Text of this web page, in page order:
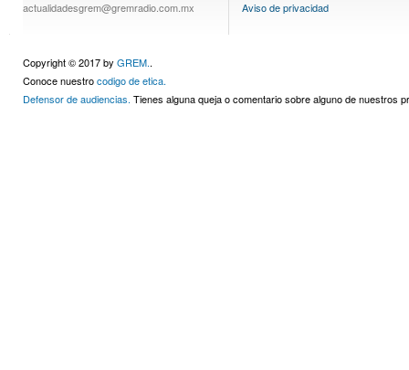
actualidadesgrem@gremradio.com.mx Aviso de privacidad
Copyright © 2017 by GREM..
Conoce nuestrocodigo de etica.
Defensor de audiencias. Tienes alguna queja o comentario sobre alguno de nuestros